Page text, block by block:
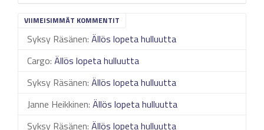
VIIMEISIMMÄT KOMMENTIT
Syksy Räsänen: Ällös lopeta hulluutta
Cargo: Ällös lopeta hulluutta
Syksy Räsänen: Ällös lopeta hulluutta
Janne Heikkinen: Ällös lopeta hulluutta
Syksy Räsänen: Ällös lopeta hulluutta